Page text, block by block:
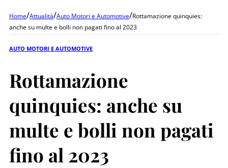
Home/Attualità/Auto Motori e Automotive/Rottamazione quinquies:
anche su multe e bolli non pagati fino al 2023
AUTO MOTORI E AUTOMOTIVE
Rottamazione
quinquies: anche su
multe e bolli non pagati
fino al 2023